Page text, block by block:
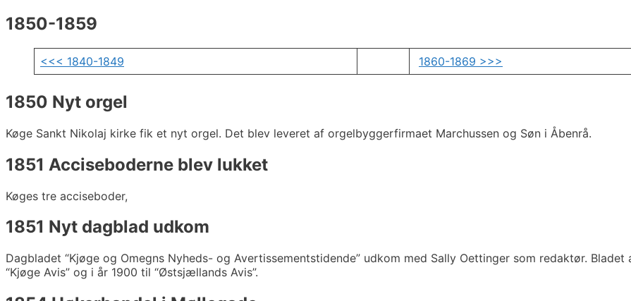
1850-1859
<<< 1840-1849 1860-1869 >>>
1850 Nyt orgel
Køge Sankt Nikolaj kirke fik et nyt orgel. Det blev leveret af orgelbyggerfirmaet Marchussen og Søn i Åbenrå.
1851 Acciseboderne blev lukket
Køges tre acciseboder,
1851 Nyt dagblad udkom
Dagbladet “Kjøge og Omegns Nyheds- og Avertissementstidende” udkom med Sally Oettinger som redaktør.
“Kjøge Avis” og i år 1900 til “Østsjællands Avis”.